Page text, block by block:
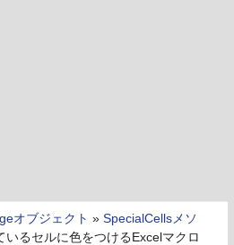
オブジェクト » SpecialCellsメソ
いるセルに色をつけるExcelマクロ